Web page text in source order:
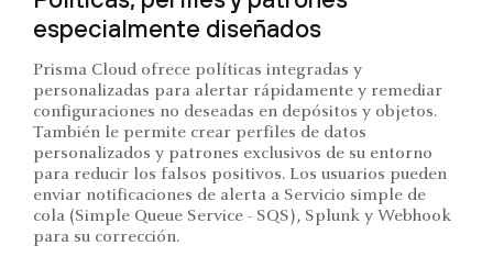
especialmente diseñados
Prisma Cloud ofrece políticas integradas y
personalizadas para alertar rápidamente y remediar
configuraciones no deseadas en depósitos y objetos.
También le permite crear perfiles de datos
personalizados y patrones exclusivos de su entorno
para reducir los falsos positivos. Los usuarios pueden
enviar notificaciones de alerta a Servicio simple de
cola (Simple Queue Service - SQS), Splunk y Webhook
para su corrección.